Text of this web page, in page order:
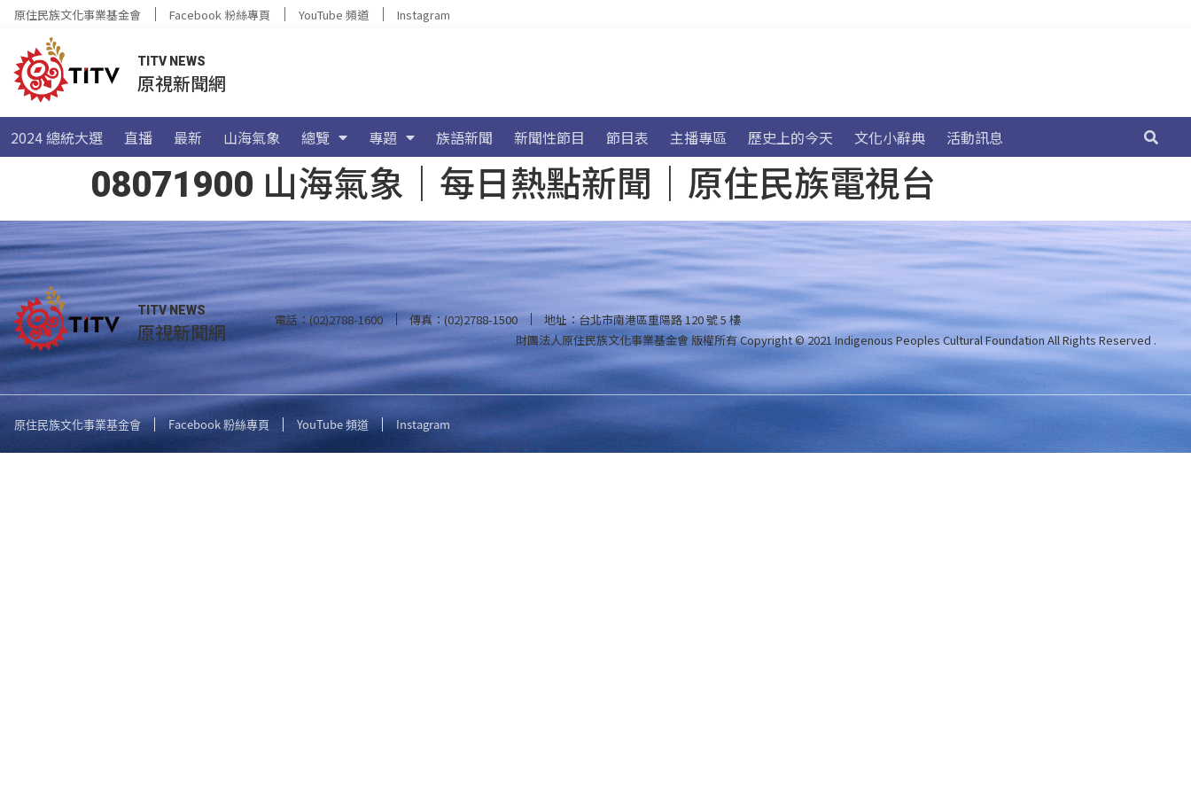
原住民族文化事業基金會 Facebook 粉絲專頁 YouTube 頻道 Instagram
TITV NEWS
原視新聞網
2024 總統大選 直播 最新 山海氣象 總覽 專題 族語新聞 新聞性節目 節目表 主播專區 歷史上的今天 文化小辭典 活動訊息
08071900 山海氣象｜每日熱點新聞｜原住民族電視台
TITV NEWS
原視新聞網 電話：(02)2788-1600 傳真：(02)2788-1500
地址：台北市南港區重陽路 120 號 5 樓
財團法人原住民族文化事業基金會 版權所有Copyright © 2021 Indigenous Peoples Cultural Foundation All Rights Reserved .
原住民族文化事業基金會 Facebook 粉絲專頁 YouTube 頻道 Instagram